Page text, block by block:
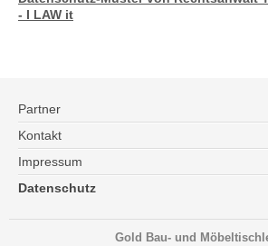
- I LAW it
Partner
Kontakt
Impressum
Datenschutz
Gold Bau- und